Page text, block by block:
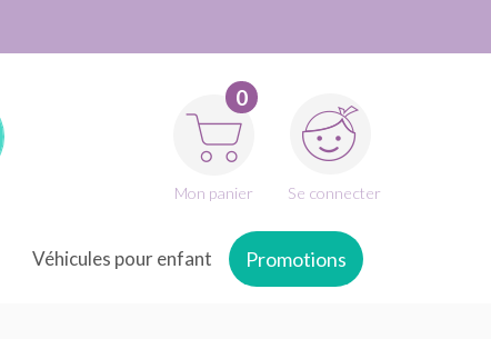
0
Mon panier Se connecter
Véhicules pour enfant Promotions